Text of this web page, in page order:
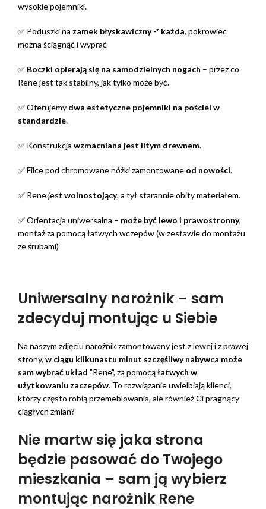
wysokie pojemniki.
✅ Poduszki na zamek błyskawiczny -* każda, pokrowiec
można ściągnąć i wyprać
✅ Boczki opierają się na samodzielnych nogach – przez co
Rene jest tak stabilny, jak tylko może być.
✅ Oferujemy dwa estetyczne pojemniki na pościel w
standardzie.
✅ Konstrukcja wzmacniana jest litym drewnem.
✅ Filce pod chromowane nóżki zamontowane od nowości.
✅ Rene jest wolnostojący, a tył starannie obity materiałem.
✅ Orientacja uniwersalna – może być lewo i prawostronny,
montaż za pomocą łatwych wczepów (w zestawie do montażu
ze śrubami)
Uniwersalny narożnik – sam
zdecyduj montując u Siebie
Na naszym zdjęciu narożnik zamontowany jest z lewej i z prawej
strony, w ciągu kilkunastu minut szczęśliwy nabywca może
sam wybrać układ ”Rene”, za pomocąłatwych w
użytkowaniu zaczepów. To rozwiązanie uwielbiają klienci,
którzy często robią przemeblowania, ale również Ci pragnący
ciągłych zmian?
Nie martw się jaka strona
będzie pasować do Twojego
mieszkania – sam ją wybierz
montując narożnik Rene